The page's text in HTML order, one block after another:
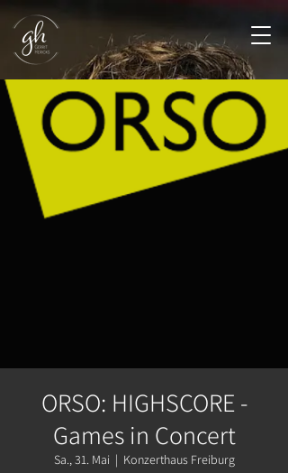
ORSO: HIGHSCORE -
Games in Concert
Sa., 31. Mai
  |
Konzerthaus Freiburg